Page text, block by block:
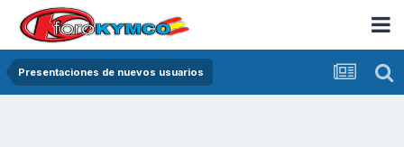
Presentaciones de nuevos usuarios